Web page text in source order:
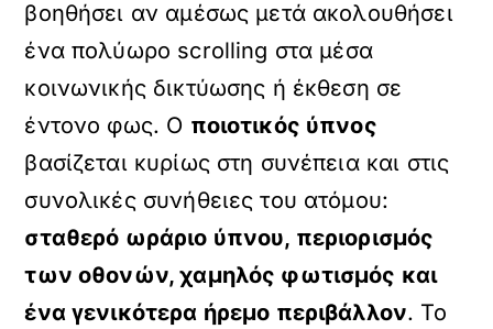
βοηθήσει αν αμέσως μετά ακολουθήσει
ένα πολύωρο scrolling στα μέσα
κοινωνικής δικτύωσης ή έκθεση σε
έντονο φως. Ο ποιοτικός ύπνος
βασίζεται κυρίως στη συνέπεια και στις
συνολικές συνήθειες του ατόμου:
σταθερό ωράριο ύπνου, περιορισμός
των οθονών, χαμηλός φωτισμός και
ένα γενικότερα ήρεμο περιβάλλον. Το